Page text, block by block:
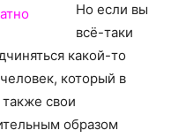
Но если вы
всё-таки
какой-то
который в
свои
образом